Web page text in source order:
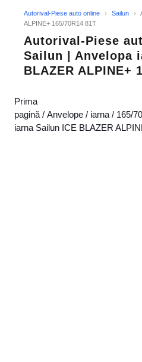
Autorival-Piese auto online › Sailun ›
ALPINE+ 165/70R14 81T
Autorival-Piese
Sailun | Anvelopa
BLAZER ALPINE+
Prima
pagină / Anvelope / iarna / 165/
iarna Sailun ICE BLAZER